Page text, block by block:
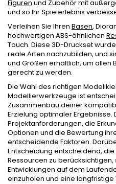
Figuren und Zubehör mit
und so Ihr Spielerlebnis
Verleihen Sie Ihren Basen,
hochwertigen ABS-ähnlichen
Touch. Diese 3D-Druckset
reale Arten nachzubilden, und
und Größen erhältlich, um allen
gerecht zu werden.
Die Wahl des richtigen
Modellierwerkzeuge ist
Zusammenbau deiner
Erzielung optimaler Ergebnisse.
Projektanforderungen, die
Optionen und die Bewertung
entscheidende Faktoren.
Entscheidung entscheidend,
Ressourcen zu
Entwicklungen auf dem
einzuholen und eine langfristige